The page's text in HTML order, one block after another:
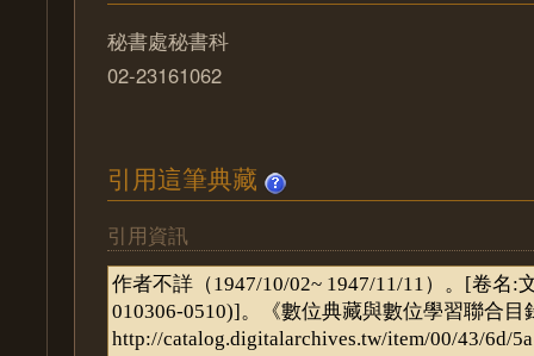
秘書處秘書科
02-23161062
引用這筆典藏
引用資訊